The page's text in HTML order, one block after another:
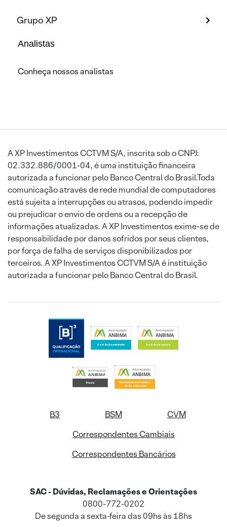
Grupo XP
Analistas
Conheça nossos analistas
A XP Investimentos CCTVM S/A, inscrita sob o CNPJ:
02.332.886/0001-04, é uma instituição financeira
autorizada a funcionar pelo Banco Central do Brasil.Toda
comunicação através de rede mundial de computadores
está sujeita a interrupções ou atrasos, podendo impedir
ou prejudicar o envio de ordens ou a recepção de
informações atualizadas. A XP Investimentos exime-se de
responsabilidade por danos sofridos por seus clientes,
por força de falha de serviços disponibilizados por
terceiros. A XP Investimentos CCTVM S/A é instituição
autorizada a funcionar pelo Banco Central do Brasil.
B3 BSM
CVM
Correspondentes Cambiais
Correspondentes Bancários
SAC - Dúvidas, Reclamações e Orientações
0800-772-0202
De segunda a sexta-feira das 09hs às 18hs